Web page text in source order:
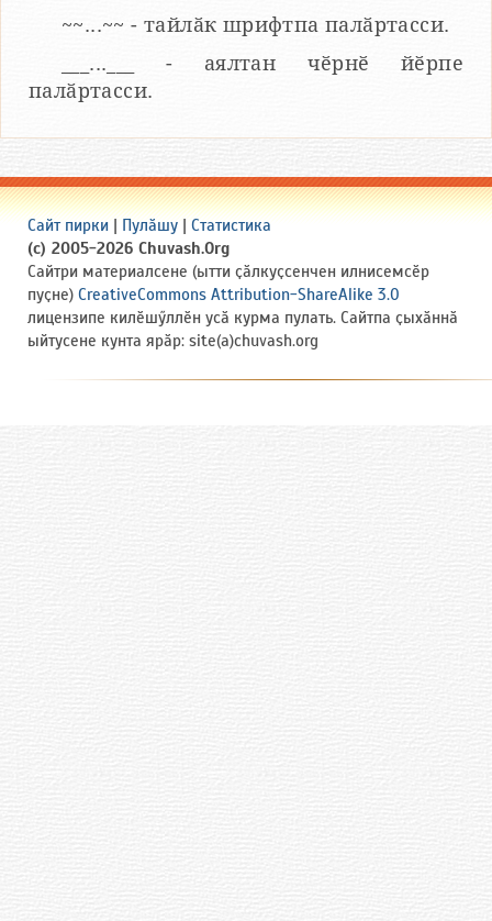
~~...~~ - тайлӑк шрифтпа палӑртасси.
___...___ - аялтан чӗрнӗ йӗрпе
палӑртасси.
Сайт пирки | Пулӑшу | Статистика
(c) 2005-2026 Chuvash.Org
Сайтри материалсене (ытти ҫӑлкуҫсенчен илнисемсӗр
пуҫне) CreativeCommons Attribution-ShareAlike 3.0
лицензипе килӗшӳллӗн усӑ курма пулать. Сайтпа ҫыхӑннӑ
ыйтусене кунта ярӑр: site(a)chuvash.org